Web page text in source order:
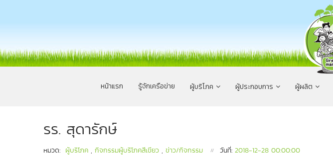
หน้าแรก รู้จักเครือข่าย ผู้บริโภค ผู้ประกอบการ ผู้ผลิต
รร. สุดารักษ์
หมวด: ผู้บริโภค , กิจกรรมผู้บริโภคสีเขียว , ข่าว/กิจกรรม วันที่: 2018-12-28 00:00:00